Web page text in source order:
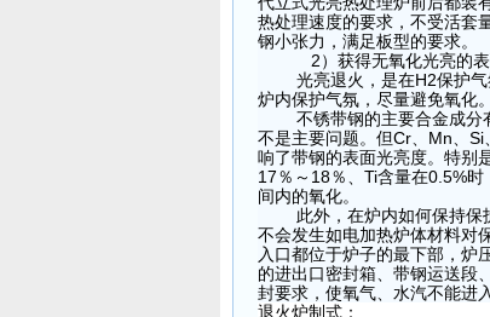
热处理速度的要求，不受活套
钢小张力，满足板型的要求。
2）获得无氧化光亮的
光亮退火，是在H2保护
炉内保护气氛，尽量避免氧化
不锈带钢的主要合金成
不是主要问题。但Cr、Mn、
响了带钢的表面光亮度。特别
17％～18％、Ti含量在0.5%
间内的氧化。
此外，在炉内如何保持保
不会发生如电加热炉体材料对
入口都位于炉子的最下部，炉
的进出口密封箱、带钢运送段
封要求，使氧气、水汽不能进
退火炉制式：